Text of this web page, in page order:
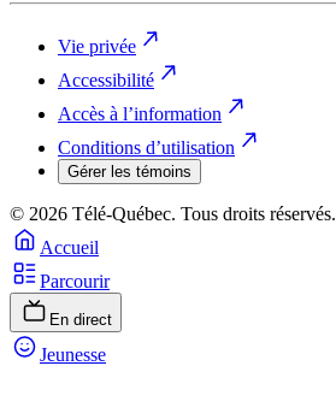
Vie privée
Accessibilité
Accès à l’information
Conditions d’utilisation
Gérer les témoins
© 2026 Télé-Québec. Tous droits réservés.
Accueil
Parcourir
En direct
Jeunesse